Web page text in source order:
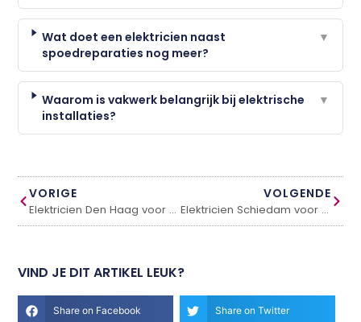
Wat doet een elektricien naast
spoedreparaties nog meer?
▼
Waarom is vakwerk belangrijk bij elektrische
installaties?
▼
VORIGE
Elektricien Den Haag voor snelle en betrouwbare hulp
VOLGENDE
Elektricien Schiedam voor snelle en betrouwbare hulp
VIND JE DIT ARTIKEL LEUK?
Share on Facebook Share on Twitter